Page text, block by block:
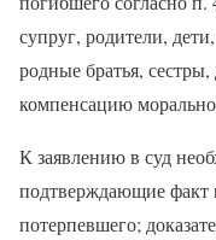
супруг, родители,
родные братья,
компенсацию
К заявлению в суд
подтверждающие факт
потерпевшего;